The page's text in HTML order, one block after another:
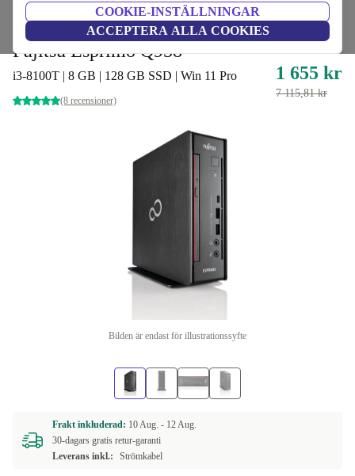
COOKIE-INSTÄLLNINGAR
ACCEPTERA ALLA COOKIES
Stationära datorer Fujitsu Stationära datorer
Fujitsu Esprimo Q958
i3-8100T | 8 GB | 128 GB SSD | Win 11 Pro
(8 recensioner)
1 655 kr
7 115,81 kr
Bilden är endast för illustrationssyfte
Frakt inkluderad: 10 Aug. - 12 Aug.
30-dagars gratis retur-garanti
Leverans inkl.:
Strömkabel